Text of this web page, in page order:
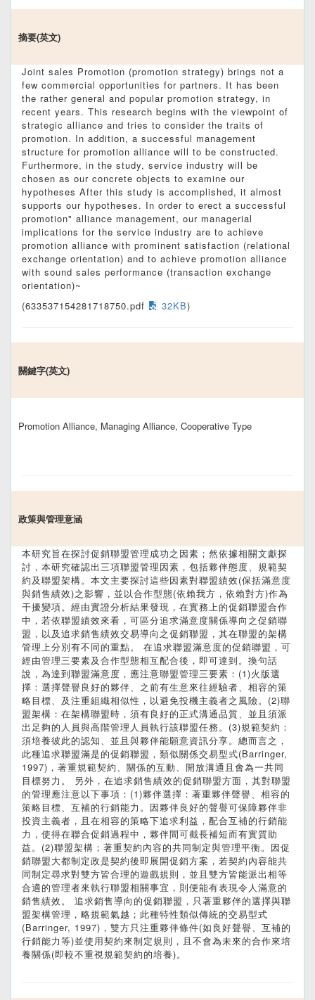
摘要(英文)
Joint sales Promotion (promotion strategy) brings not a
few commercial opportunities for partners. It has been
the rather general and popular promotion strategy, in
recent years. This research begins with the viewpoint of
strategic alliance and tries to consider the traits of
promotion. In addition, a successful management
structure for promotion alliance will to be constructed.
Furthermore, in the study, service industry will be
chosen as our concrete objects to examine our
hypotheses After this study is accomplished, it almost
supports our hypotheses. In order to erect a successful
promotion" alliance management, our managerial
implications for the service industry are to achieve
promotion alliance with prominent satisfaction (relational
exchange orientation) and to achieve promotion alliance
with sound sales performance (transaction exchange
orientation)~
(633537154281718750.pdf
32KB)
關鍵字(英文)
Promotion Alliance, Managing Alliance, Cooperative Type
政策與管理意涵
本研究旨在探討促銷聯盟管理成功之因素；然依據相關文獻探
討，本研究確認出三項聯盟管理因素，包括夥伴態度、規範契
約及聯盟架構。本文主要探討這些因素對聯盟績效(保括滿意度
與銷售績效)之影響，並以合作型態(依賴我方，依賴對方)作為
干擾變項。經由實證分析結果發現，在實務上的促銷聯盟合作
中，若依聯盟績效來看，可區分追求滿意度關係導向之促銷聯
盟，以及追求銷售績效交易導向之促銷聯盟，其在聯盟的架構
管理上分別有不同的重點。 在追求聯盟滿意度的促銷聯盟，可
經由管理三要素及合作型態相互配合後，即可達到。換句話
說，為達到聯盟滿意度，應注意聯盟管理三要素：(1)火版選
擇：選擇聲譽良好的夥伴、之前有生意來往經驗者、相容的策
略目標、及注重組織相似性，以避免投機主義者之風險。(2)聯
盟架構：在架構聯盟時，須有良好的正式溝通品質、並且須派
出足夠的人員與高階管理人員執行該聯盟任務。(3)規範契約：
須培養彼此的認知、並且與夥伴能願意資訊分享。總而言之，
此種追求聯盟滿是的促銷聯盟，類似關係交易型式(Barringer,
1997)，著重規範契約、關係的互動、開放溝通且會為一共同
目標努力。 另外，在追求銷售績效的促銷聯盟方面，其對聯盟
的管理應注意以下事項：(1)夥伴選擇：著重夥伴聲譽、相容的
策略目標、互補的行銷能力。因夥伴良好的聲譽可保障夥伴非
投資主義者，且在相容的策略下追求利益，配合互補的行銷能
力，使得在聯合促銷過程中，夥伴間可截長補短而有實質助
益。(2)聯盟架構；著重契約內容的共同制定與管理平衡。因促
銷聯盟大都制定政是契約後即展開促銷方案，若契約內容能共
同制定尋求對雙方皆合理的遊戲規則，並且雙方皆能派出相等
合適的管理者來執行聯盟相關事宜，則便能有表現令人滿意的
銷售績效。 追求銷售導向的促銷聯盟，只著重夥伴的選擇與聯
盟架構管理，略規範氣越；此種特性類似傳統的交易型式
(Barringer, 1997)，雙方只注重夥伴條件(如良好聲譽、互補的
行銷能力等)並使用契約來制定規則，且不會為未來的合作來培
養關係(即較不重視規範契約的培養)。